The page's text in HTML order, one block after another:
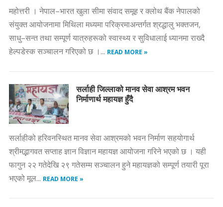
महोत्तरी । नेपाल–भारत खुला सीमा संवाद समूह र क्लोथ बैंक नेपालको
संयुक्त आयोजनामा मिथिला मध्यमा परिक्रमाअन्तर्गत श्रद्धालु भक्तजन,
साधु–सन्त तथा सम्पूर्ण यात्रुहरूको स्वास्थ्य र सुविधालाई ध्यानमा राख्दै
हेल्पडेस्क सञ्चालन गरिएको छ ।... READ MORE »
सर्लाही जिल्लाको मानव सेवा आश्रम भवन
निर्माणार्थ महायज्ञ हुँदै
सर्लाहीको हरिवनस्थित मानव सेवा आश्रमको भवन निर्माण सहयोगार्थ
श्रीमद्भागवत सप्ताह ज्ञान विज्ञान महायज्ञ आयोजना गरिने भएको छ । यही
फागुन २२ गतेदेखि २९ गतेसम्म सञ्चालन हुने महायज्ञको सम्पूर्ण तयारी पूरा
भएको मूल... READ MORE »